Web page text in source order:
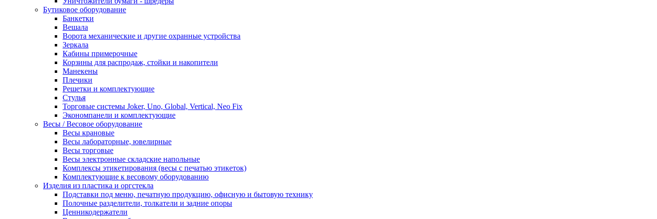
Бутиковое оборудование
Банкетки
Вешала
Ворота механические и другие охранные устройства
Зеркала
Кабины примерочные
Корзины для распродаж, стойки и накопители
Манекены
Плечики
Решетки и комплектующие
Стулья
Торговые системы Joker, Uno, Global, Vertical, Neo Fix
Экономпанели и комплектующие
Весы / Весовое оборудование
Весы крановые
Весы лабораторные, ювелирные
Весы торговые
Весы электронные складские напольные
Комплексы этикетирования (весы с печатью этикеток)
Комплектующие к весовому оборудованию
Изделия из пластика и оргстекла
Подставки под меню, печатную продукцию, офисную и бытовую технику
Полочные разделители, толкатели и задние опоры
Ценникодержатели